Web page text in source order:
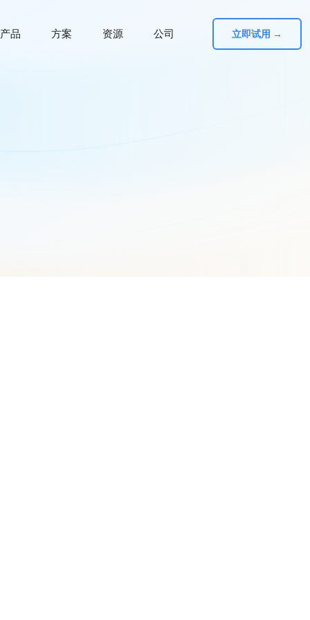
产品 方案 资源 公司 立即试用 →